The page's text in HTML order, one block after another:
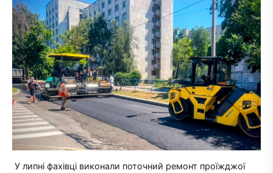
У липні фахівці виконали поточний ремонт проїжджої